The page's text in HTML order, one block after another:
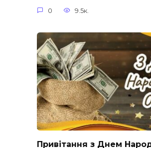
0 9.5к.
Привітання з Днем